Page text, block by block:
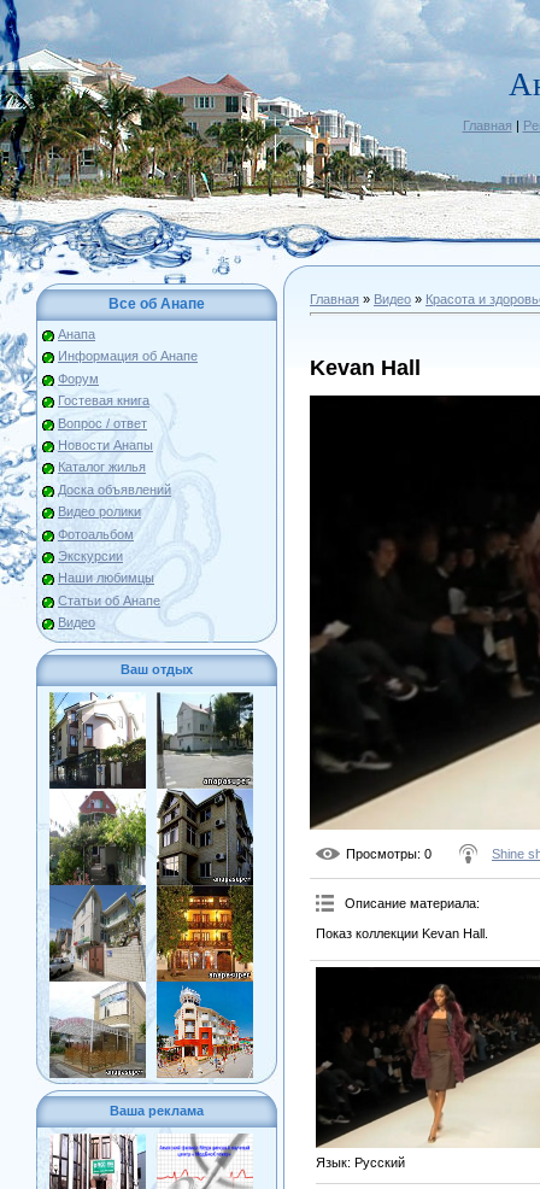
Главная |
Все об Анапе
Анапа
Информация об Анапе
Форум
Гостевая книга
Вопрос / ответ
Новости Анапы
Каталог жилья
Доска объявлений
Видео ролики
Фотоальбом
Экскурсии
Наши любимцы
Статьи об Анапе
Видео
Ваш отдых
Ваша реклама
Главная » Видео » Красота и
Kevan Hall
Просмотры: 0 Shine
Описание материала:
Показ коллекции Kevan Hall.
Язык: Русский